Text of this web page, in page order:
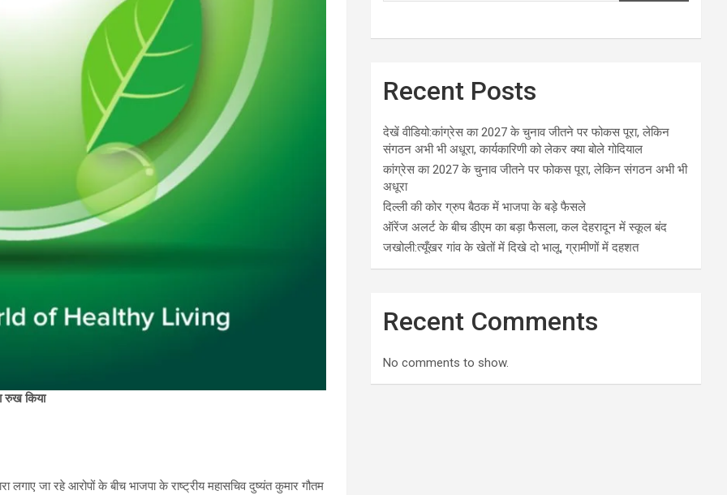
रुख किया
लगाए जा रहे आरोपों के बीच भाजपा के राष्ट्रीय महासचिव दुष्यंत कुमार गौतम
Recent Posts
देखें वीडियो:कांग्रेस का 2027 के चुनाव जीतने पर फोकस पूरा, लेकिन
संगठन अभी भी अधूरा, कार्यकारिणी को लेकर क्या बोले गोदियाल
कांग्रेस का 2027 के चुनाव जीतने पर फोकस पूरा, लेकिन संगठन अभी भी
अधूरा
दिल्ली की कोर ग्रुप बैठक में भाजपा के बड़े फैसले
ऑरेंज अलर्ट के बीच डीएम का बड़ा फैसला, कल देहरादून में स्कूल बंद
जखोली:त्यूँखर गांव के खेतों में दिखे दो भालू, ग्रामीणों में दहशत
Recent Comments
No comments to show.